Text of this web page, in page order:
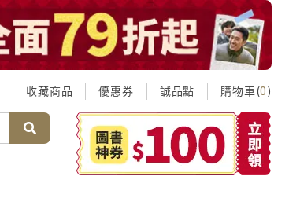
收藏商品 優惠券 誠品點 購物車(0)